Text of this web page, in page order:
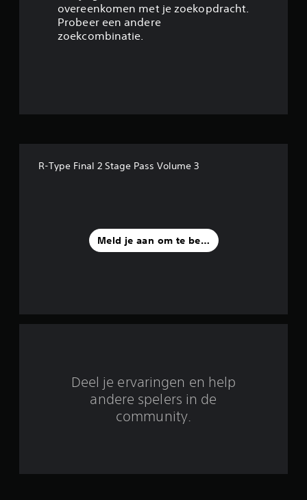
r
b
e
overeenkomen met je zoekopdracht.
Probeer een andere
zoekcombinatie.
R-Type Final 2 Stage Pass Volume 3
Meld je aan om te beoordelen
Deel je ervaringen en help
andere spelers in de
community.